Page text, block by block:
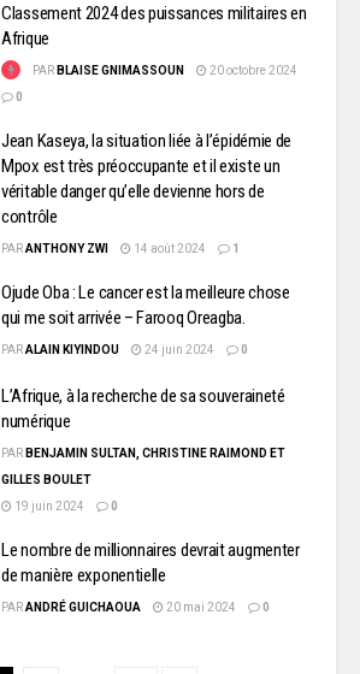
Classement 2024 des puissances militaires en
Afrique
PAR BLAISE GNIMASSOUN
20 octobre 2024
0
Jean Kaseya, la situation liée à l’épidémie de
Mpox est très préoccupante et il existe un
véritable danger qu’elle devienne hors de
contrôle
PARANTHONY ZWI 14 août 2024 1
Ojude Oba : Le cancer est la meilleure chose
qui me soit arrivée – Farooq Oreagba.
PARALAIN KIYINDOU 24 juin 2024 0
L’Afrique, à la recherche de sa souveraineté
numérique
PAR BENJAMIN SULTAN, CHRISTINE RAIMOND ET
GILLES BOULET
19 juin 2024
0
Le nombre de millionnaires devrait augmenter
de manière exponentielle
PARANDRÉ GUICHAOUA 20 mai 2024 0